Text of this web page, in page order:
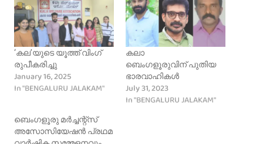
‘കല’യുടെ യൂത്ത് വിംഗ്
രുപീകരിച്ചു
January 16, 2025
In "BENGALURU JALAKAM"
കലാ
ബെംഗളൂരുവിന് പുതിയ
ഭാരവാഹികൾ
July 31, 2023
In "BENGALURU JALAKAM"
ബെംഗളൂരു മർച്ചന്റ്സ്
അസോസിയേഷൻ പ്രഥമ